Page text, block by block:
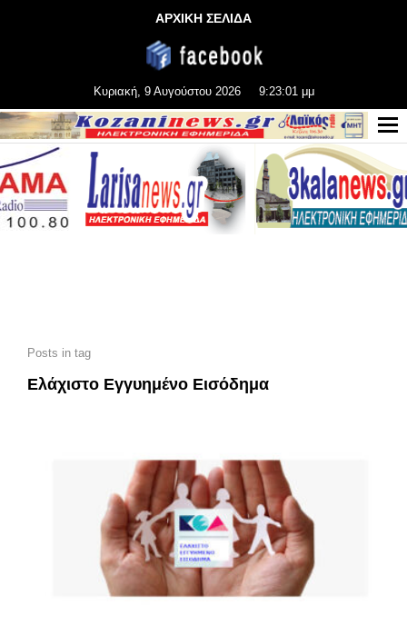
ΑΡΧΙΚΗ ΣΕΛΙΔΑ
Κυριακή, 9 Αυγούστου 2026 9:23:02 μμ
Posts in tag
Ελάχιστο Εγγυημένο Εισόδημα